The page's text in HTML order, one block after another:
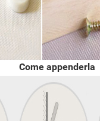
Come appenderla